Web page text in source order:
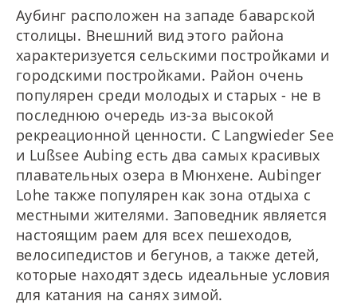
Аубинг расположен на западе баварской
столицы. Внешний вид этого района
характеризуется сельскими постройками и
городскими постройками. Район очень
популярен среди молодых и старых - не в
последнюю очередь из-за высокой
рекреационной ценности. С Langwieder See
и Lußsee Aubing есть два самых красивых
плавательных озера в Мюнхене. Aubinger
Lohe также популярен как зона отдыха с
местными жителями. Заповедник является
настоящим раем для всех пешеходов,
велосипедистов и бегунов, а также детей,
которые находят здесь идеальные условия
для катания на санях зимой.